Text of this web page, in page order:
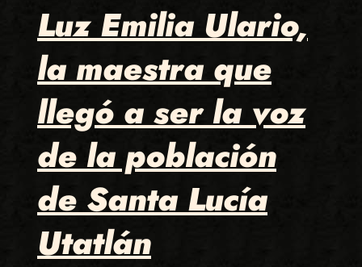
Luz Emilia Ulario,
la maestra que
llegó a ser la voz
de la población
de Santa Lucía
Utatlán